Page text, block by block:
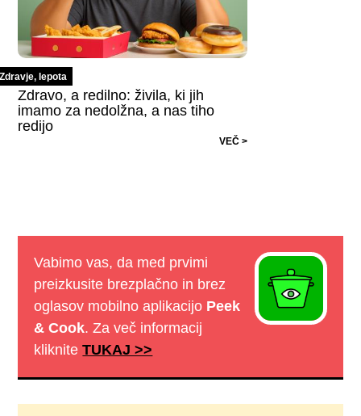
Zdravje, lepota
Zdravo, a redilno: živila, ki jih
imamo za nedolžna, a nas tiho
redijo
VEČ >
Vabimo vas, da med prvimi
preizkusite brezplačno in brez
oglasov mobilno aplikacijo Peek
& Cook. Za več informacij
klikniteTUKAJ >>